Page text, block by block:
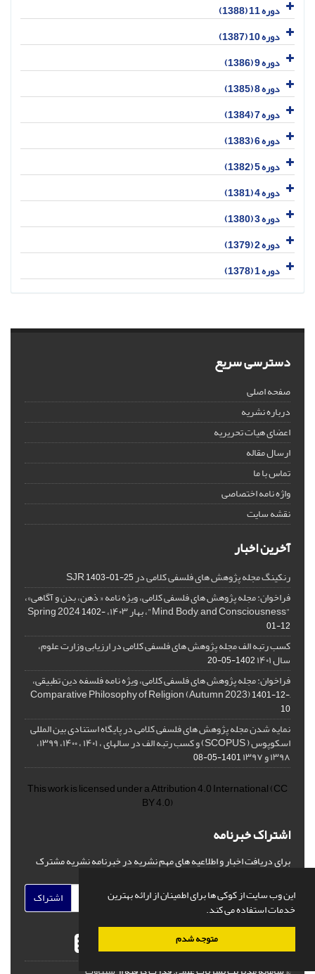
این وب سایت از کوکی ها برای اطمینان از ارائه بهترین
خدمات استفاده می کند.
متوجه شدم
دوره 11 (1388)
دوره 10 (1387)
دوره 9 (1386)
دوره 8 (1385)
دوره 7 (1384)
دوره 6 (1383)
دوره 5 (1382)
دوره 4 (1381)
دوره 3 (1380)
دوره 2 (1379)
دوره 1 (1378)
دسترسی سریع
صفحه اصلی
درباره نشریه
اعضای هیات تحریریه
ارسال مقاله
تماس با ما
واژه نامه اختصاصی
نقشه سایت
آخرین اخبار
رنکینگ مجله پژوهش های فلسفی کلامی در SJR1403-01-25
فراخوان: مجله پژوهش های فلسفی کلامی، ویژه نامه « ذهن، بدن و آگاهی»،
"Mind, Body, and Consciousness"، بهار ۱۴۰۳، Spring 2024
1402-
01-12
کسب رتبه الف مجله پژوهش های فلسفی کلامی در ارزیابی وزارت علوم،
سال ۱۴۰۱ 1402-05-20
فراخوان: مجله پژوهش های فلسفی کلامی، ویژه نامه فلسفه دین تطبیقی،
,Comparative Philosophy of Religion (Autumn 2023)
1401-12-
10
نمایه شدن مجله پژوهش های فلسفی کلامی در پایگاه استنادی بین المللی
اسکوپوس ( SCOPUS) و کسب رتبه الف در سالهای ، ۱۴۰۱ ، ۱۴۰۰، ۱۳۹۹،
۱۳۹۸ و ۱۳۹۷ 1401-05-08
This work is licensed under aAttribution 4.0 International(CC
BY 4.0)
اشتراک خبرنامه
برای دریافت اخبار و اطلاعیه های مهم نشریه در خبرنامه نشریه مشترک
اشتراک